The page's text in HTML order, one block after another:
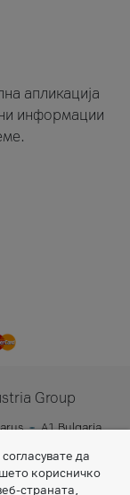
апликација
информации
Group
A1 Bulgaria
да
корисничко
страната,